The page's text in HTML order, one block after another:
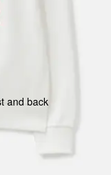
and back